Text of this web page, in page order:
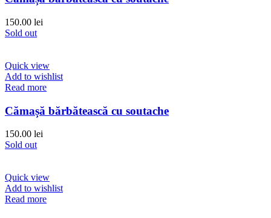
150.00 lei
Sold out
Quick view
Add to wishlist
Read more
Cămașă bărbătească cu soutache
150.00 lei
Sold out
Quick view
Add to wishlist
Read more